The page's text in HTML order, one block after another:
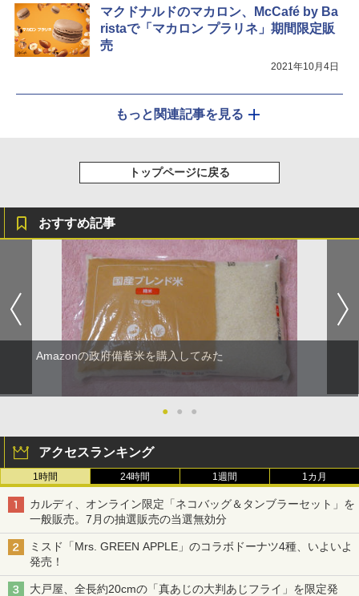
マクドナルドのマカロン、McCafé by Ba
ristaで「マカロン プラリネ」期間限定販
売
2021年10月4日
もっと関連記事を見る
トップページに戻る
おすすめ記事
Amazonの政府備蓄米を購入してみた
● ● ●
アクセスランキング
1時間 24時間 1週間 1カ月
カルディ、オンライン限定「ネコバッグ＆タンブラーセット」を
一般販売。7月の抽選販売の当選無効分
ミスド「Mrs. GREEN APPLE」のコラボドーナツ4種、いよいよ
発売！
大戸屋、全長約20cmの「真あじの大判あじフライ」を限定発